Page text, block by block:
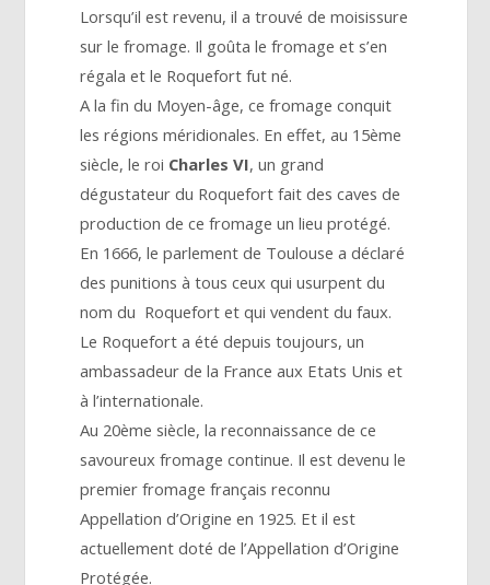
Lorsqu’il est revenu, il a trouvé de moisissure
sur le fromage. Il goûta le fromage et s’en
régala et le Roquefort fut né.
A la fin du Moyen-âge, ce fromage conquit
les régions méridionales. En effet, au 15ème
siècle, le roi Charles VI, un grand
dégustateur du Roquefort fait des caves de
production de ce fromage un lieu protégé.
En 1666, le parlement de Toulouse a déclaré
des punitions à tous ceux qui usurpent du
nom du Roquefort et qui vendent du faux.
Le Roquefort a été depuis toujours, un
ambassadeur de la France aux Etats Unis et
à l’internationale.
Au 20ème siècle, la reconnaissance de ce
savoureux fromage continue. Il est devenu le
premier fromage français reconnu
Appellation d’Origine en 1925. Et il est
actuellement doté de l’Appellation d’Origine
Protégée.